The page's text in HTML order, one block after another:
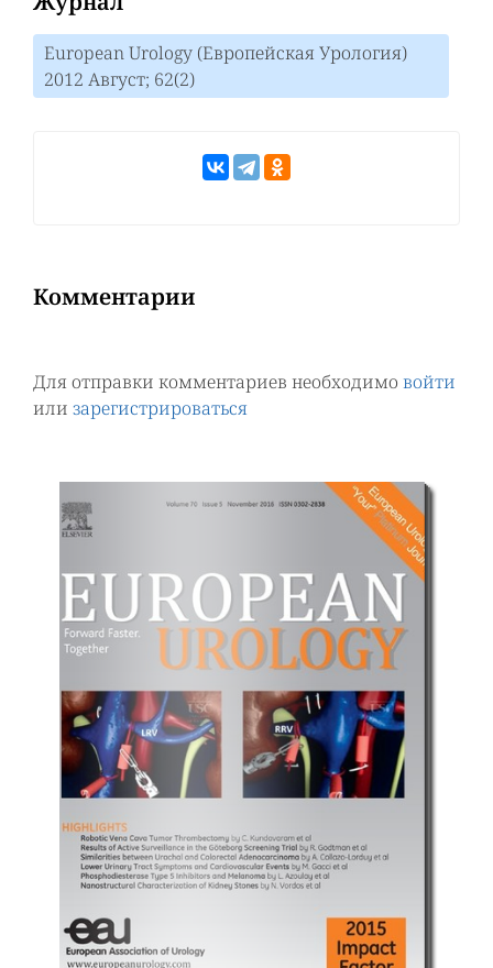
European Urology (Европейская Урология)
2012 Август; 62(2)
Комментарии
Для отправки комментариев необходимо войти
или зарегистрироваться